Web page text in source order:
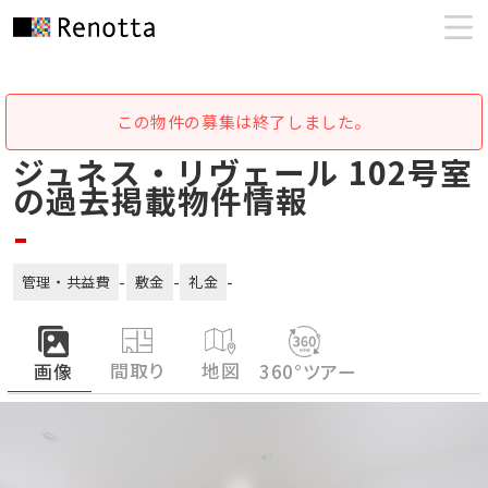
この物件の募集は終了しました。
ジュネス・リヴェール 102号室
の過去掲載物件情報
-
管理・共益費 - 敷金 - 礼金 -
画像 間取り 地図 360°ツアー